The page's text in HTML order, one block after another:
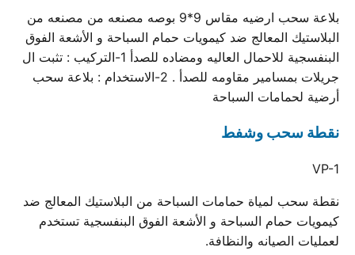
بلاعة سحب ارضيه مقاس 9*9 بوصه مصنعه من مصنعه من
البلاستيك المعالج ضد كيمويات حمام السباحة و الأشعة الفوق
البنفسجية للاحمال العاليه ومضاده للصدأ 1-التركيب : تثبت ال
جريلات بمسامير مقاومه للصدأ . 2-الاستخدام : بلاعة سحب
أرضية لحمامات السباحة
نقطة سحب وشفط
VP-1
نقطة سحب لمياة حمامات السباحة من البلاستيك المعالج ضد
كيمويات حمام السباحة و الأشعة الفوق البنفسجية تستخدم
لعمليات الصيانه والنظافة.